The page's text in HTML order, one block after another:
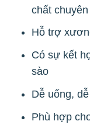
chất
Hỗ trợ
Có sự kết
sào
Dễ uống,
Phù hợp